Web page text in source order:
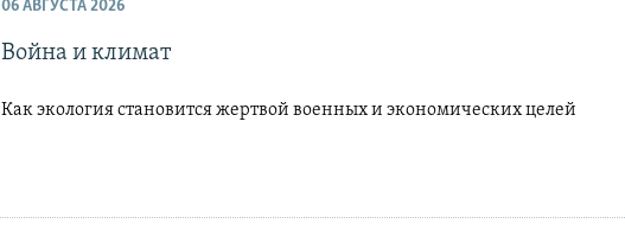
06 АВГУСТА 2026
Война и климат
Как экология становится жертвой военных и экономических целей